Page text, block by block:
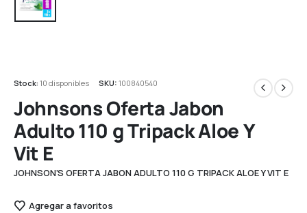
Stock: 10 disponibles SKU:100840540
Johnsons Oferta Jabon
Adulto 110 g Tripack Aloe Y
Vit E
JOHNSON’S OFERTA JABON ADULTO 110 G TRIPACK ALOE Y VIT E
Agregar a favoritos